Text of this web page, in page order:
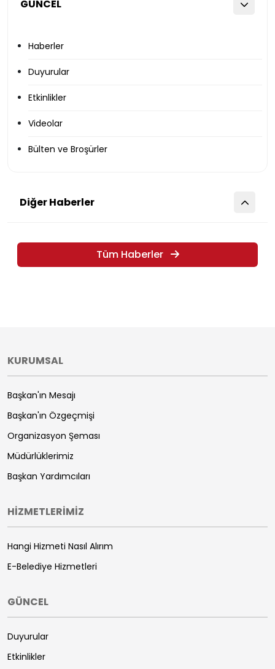
GÜNCEL
Haberler
Duyurular
Etkinlikler
Videolar
Bülten ve Broşürler
Diğer Haberler
Tüm Haberler
KURUMSAL
Başkan'ın Mesajı
Başkan'ın Özgeçmişi
Organizasyon Şeması
Müdürlüklerimiz
Başkan Yardımcıları
HİZMETLERİMİZ
Hangi Hizmeti Nasıl Alırım
E-Belediye Hizmetleri
GÜNCEL
Duyurular
Etkinlikler